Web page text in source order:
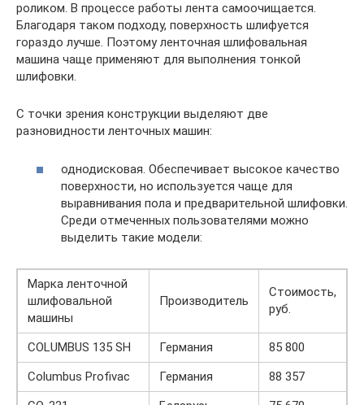
роликом. В процессе работы лента самоочищается.
Благодаря таком подходу, поверхность шлифуется
гораздо лучше. Поэтому ленточная шлифовальная
машина чаще применяют для выполнения тонкой
шлифовки.
С точки зрения конструкции выделяют две
разновидности ленточных машин:
однодисковая. Обеспечивает высокое качество
поверхности, но используется чаще для
выравнивания пола и предварительной шлифовки.
Среди отмеченных пользователями можно
выделить такие модели:
Марка ленточной
шлифовальной
машины
Производитель
Стоимость,
руб.
COLUMBUS 135 SH Германия
85 800
Columbus Profivac
Германия
88 357